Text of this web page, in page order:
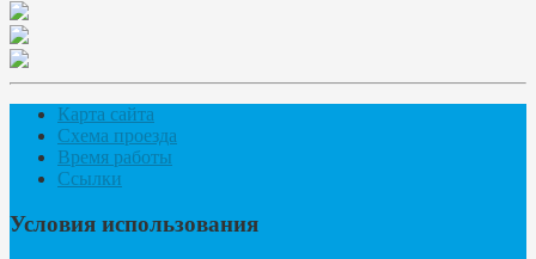
Карта сайта
Схема проезда
Время работы
Ссылки
Условия использования